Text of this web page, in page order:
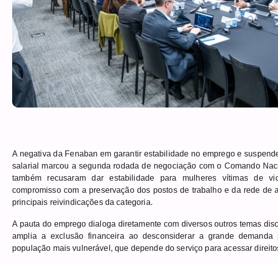
A negativa da Fenaban em garantir estabilidade no emprego e
salarial marcou a segunda rodada de negociação com o Comando
também recusaram dar estabilidade para mulheres vítimas de
compromisso com a preservação dos postos de trabalho e da rede de
principais reivindicações da categoria.
A pauta do emprego dialoga diretamente com diversos outros temas
amplia a exclusão financeira ao desconsiderar a grande demanda
população mais vulnerável, que depende do serviço para acessar